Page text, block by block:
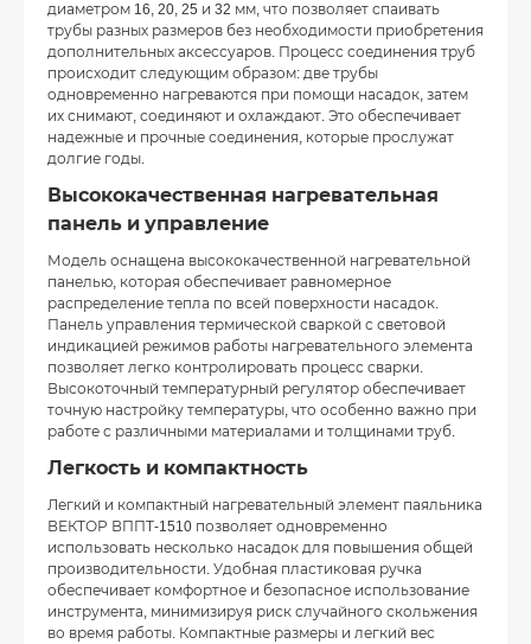
диаметром 16, 20, 25 и 32 мм, что позволяет спаивать
трубы разных размеров без необходимости приобретения
дополнительных аксессуаров. Процесс соединения труб
происходит следующим образом: две трубы
одновременно нагреваются при помощи насадок, затем
их снимают, соединяют и охлаждают. Это обеспечивает
надежные и прочные соединения, которые прослужат
долгие годы.
Высококачественная нагревательная
панель и управление
Модель оснащена высококачественной нагревательной
панелью, которая обеспечивает равномерное
распределение тепла по всей поверхности насадок.
Панель управления термической сваркой с световой
индикацией режимов работы нагревательного элемента
позволяет легко контролировать процесс сварки.
Высокоточный температурный регулятор обеспечивает
точную настройку температуры, что особенно важно при
работе с различными материалами и толщинами труб.
Легкость и компактность
Легкий и компактный нагревательный элемент паяльника
ВЕКТОР ВППТ-1510 позволяет одновременно
использовать несколько насадок для повышения общей
производительности. Удобная пластиковая ручка
обеспечивает комфортное и безопасное использование
инструмента, минимизируя риск случайного скольжения
во время работы. Компактные размеры и легкий вес